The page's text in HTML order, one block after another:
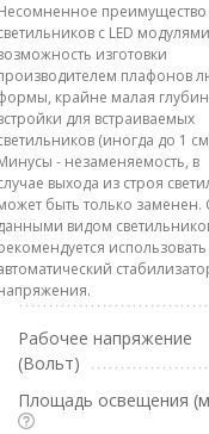
преимущество
с LED
изготовки
плафонов
крайне малая
для встраиваемых
(иногда до 1
- незаменяемость, в
выхода из строя
быть только заменен.
видом
использовать
Рабочее напряжение
(Вольт)
Площадь освещения